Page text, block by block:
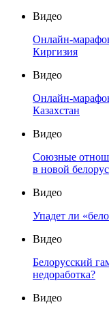
Видео
Онлайн-
Киргизия
Видео
Онлайн-
Казахстан
Видео
Союзные
в новой
Видео
Упадет ли
Видео
Белорусский
недоработка?
Видео